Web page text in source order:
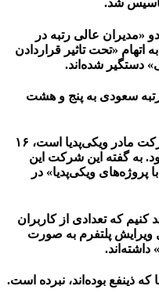
تأسیس شد.
«مدیران عالی رتبه در
عربستان سعودی» در سپتامبر ۲۰۲۰ به اتهام «تحت تاثیر قراردادن
دستگیر شده‌اند.
سعودی به پنج و هشت
سال گذشته میلادی، ویکی‌مدیا که شرکت مادر ویکی‌پدیا است، ۱۶
به گفته این شرکت این
پروژه‌های ویکی‌پدیا» در
کنیم که تعدادی از کاربران
ویرایش پلتفرم به صورت
داشته‌اند.
که ذینفع بوده‌اند، نبرده است.